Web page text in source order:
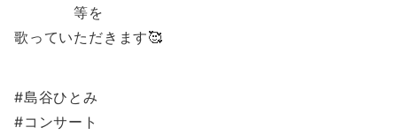
等を
歌っていただきます🥰
#島谷ひとみ
#コンサート